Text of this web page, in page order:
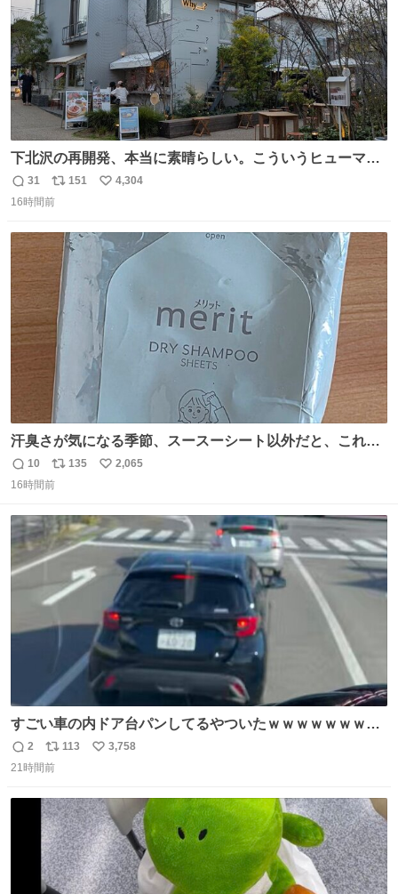
下北沢の再開発、本当に素晴らしい。こういうヒューマン
スケールの開発がいいんだよ。
返
信
31
リ
ポ
ト
数
151
い
数
4,304
16時間前
汗臭さが気になる季節、スースーシート以外だと、これが
とにかくスッキリする。2年くらい前に #生活は踊る で紹
介したやつ。おじさんにもおばさんにもオススメだ。ドラ
汗拭きシートみたいなもの。耳裏襟足首筋がんがん拭いて
汗臭不安を解消。
返
信
10
リ
ポ
ト
数
135
い
数
2,065
16時間前
すごい車の内ドア台パンしてるやついたｗｗｗｗｗｗｗｗ
ｗｗｗｗｗｗ
返
信
2
リ
ポ
ト
数
113
い
数
3,758
21時間前